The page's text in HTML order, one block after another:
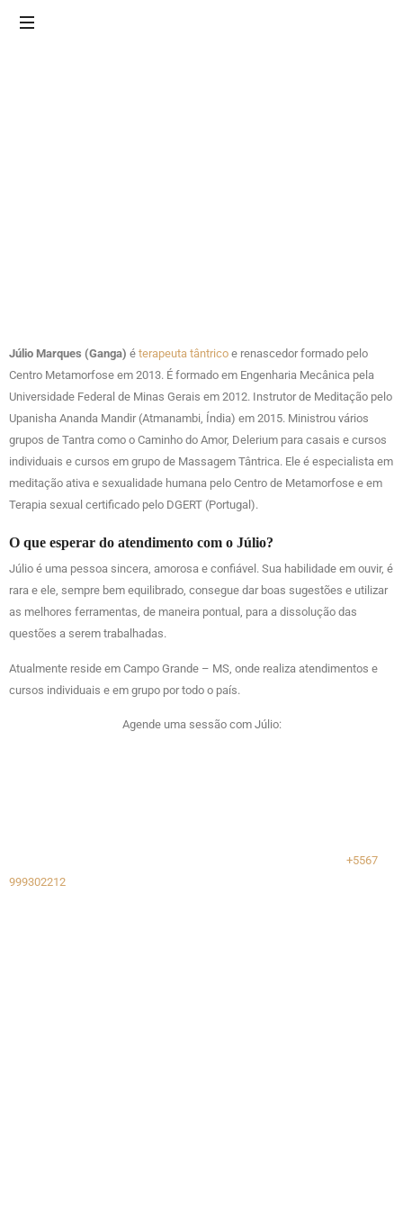
Júlio Marques (Ganga) é terapeuta tântrico e renascedor formado pelo
Centro Metamorfose em 2013. É formado em Engenharia Mecânica pela
Universidade Federal de Minas Gerais em 2012. Instrutor de Meditação pelo
Upanisha Ananda Mandir (Atmanambi, Índia) em 2015. Ministrou vários
grupos de Tantra como o Caminho do Amor, Delerium para casais e cursos
individuais e cursos em grupo de Massagem Tântrica. Ele é especialista em
meditação ativa e sexualidade humana pelo Centro de Metamorfose e em
Terapia sexual certificado pelo DGERT (Portugal).
O que esperar do atendimento com o Júlio?
Júlio é uma pessoa sincera, amorosa e confiável. Sua habilidade em ouvir, é
rara e ele, sempre bem equilibrado, consegue dar boas sugestões e utilizar
as melhores ferramentas, de maneira pontual, para a dissolução das
questões a serem trabalhadas.
Atualmente reside em Campo Grande – MS, onde realiza atendimentos e
cursos individuais e em grupo por todo o país.
Agende uma sessão com Júlio:
+5567
999302212